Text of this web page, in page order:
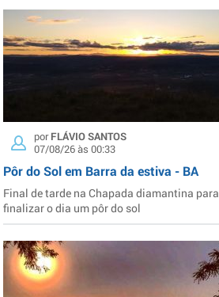
porFLÁVIO SANTOS
07/08/26 às 00:33
Pôr do Sol em Barra da estiva - BA
Final de tarde na Chapada diamantina para
finalizar o dia um pôr do sol